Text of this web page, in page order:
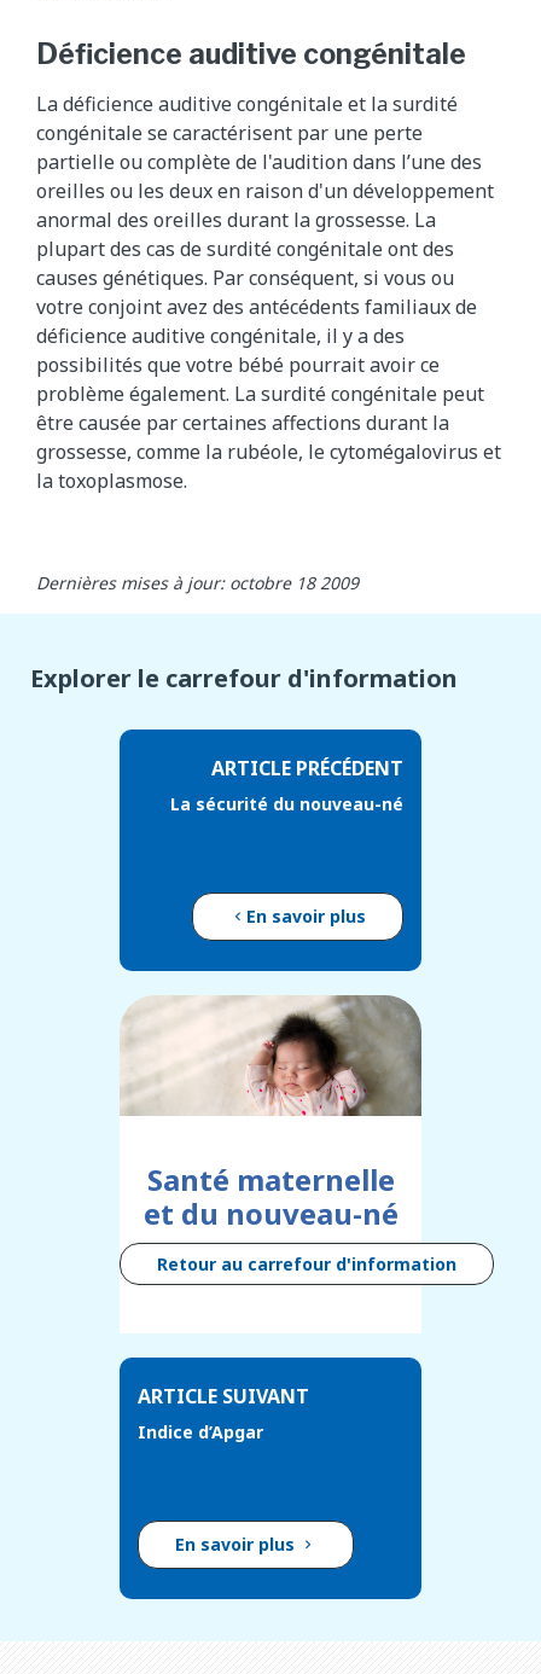
Déficience auditive congénitale
La déficience auditive congénitale et la surdité
congénitale se caractérisent par une perte
partielle ou complète de l'audition dans l’une des
oreilles ou les deux en raison d'un développement
anormal des oreilles durant la grossesse. La
plupart des cas de surdité congénitale ont des
causes génétiques. Par conséquent, si vous ou
votre conjoint avez des antécédents familiaux de
déficience auditive congénitale, il y a des
possibilités que votre bébé pourrait avoir ce
problème également. La surdité congénitale peut
être causée par certaines affections durant la
grossesse, comme la rubéole, le cytomégalovirus et
la toxoplasmose.
Dernières mises à jour: octobre 18 2009
Explorer le carrefour d'information
ARTICLE PRÉCÉDENT
La sécurité du nouveau-né
En savoir plus
Santé maternelle
et du nouveau-né
Retour au carrefour d'information
ARTICLE SUIVANT
Indice d’Apgar
En savoir plus